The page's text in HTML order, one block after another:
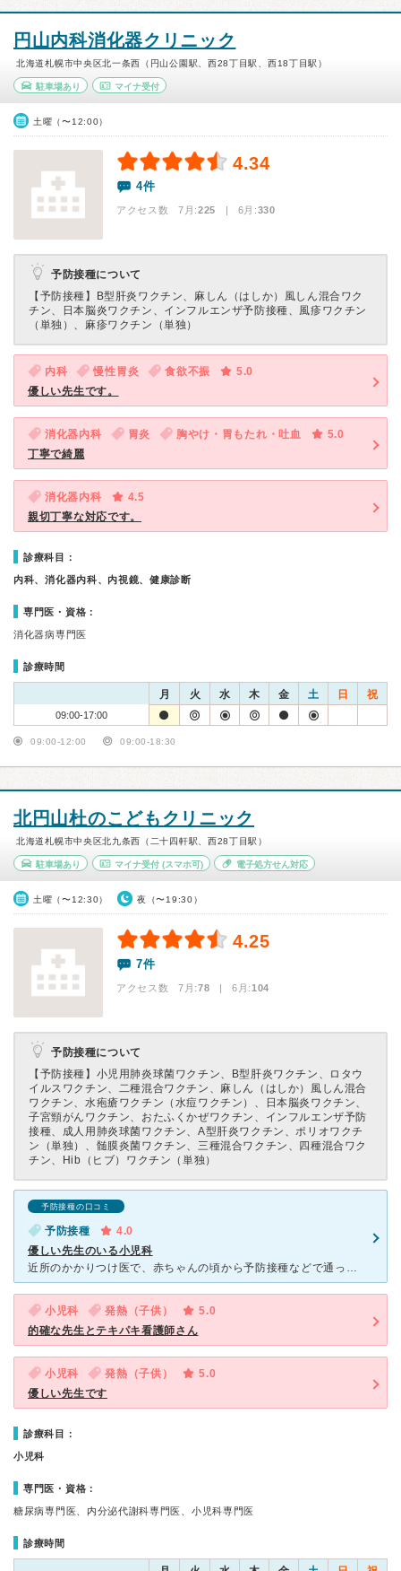
円山内科消化器クリニック
北海道札幌市中央区北一条西（円山公園駅、西28丁目駅、西18丁目駅）
駐車場あり マイナ受付
土曜（〜12:00）
4.34
4件
アクセス数 7月:225 | 6月:330
予防接種について
【予防接種】
B型肝炎ワクチン、麻しん（はしか）風しん混合ワク
チン、日本脳炎ワクチン、インフルエンザ予防接種、風疹ワクチン
（単独）、麻疹ワクチン（単独）
内科 慢性胃炎 食欲不振
5.0
優しい先生です。
消化器内科 胃炎 胸やけ・胃もたれ・吐血
5.0
丁寧で綺麗
消化器内科
4.5
親切丁寧な対応です。
診療科目：
内科、消化器内科、内視鏡、健康診断
専門医・資格：
消化器病専門医
診療時間
月 火 水 木 金 土 日 祝
09:00-17:00
09:00-12:00 09:00-18:30
北円山杜のこどもクリニック
北海道札幌市中央区北九条西（二十四軒駅、西28丁目駅）
駐車場あり マイナ受付(スマホ可) 電子処方せん対応
土曜（〜12:30） 夜（〜19:30）
4.25
7件
アクセス数 7月:78 | 6月:104
予防接種について
【予防接種】 小児用肺炎球菌ワクチン、B型肝炎ワクチン、ロタウ
イルスワクチン、二種混合ワクチン、麻しん（はしか）風しん混合
ワクチン、水疱瘡ワクチン（水痘ワクチン）、日本脳炎ワクチン、
子宮頸がんワクチン、おたふくかぜワクチン、インフルエンザ予防
接種、成人用肺炎球菌ワクチン、A型肝炎ワクチン、ポリオワクチ
ン（単独）、髄膜炎菌ワクチン、三種混合ワクチン、四種混合ワク
チン、Hib（ヒブ）ワクチン（単独）
予防接種の口コミ
予防接種
4.0
優しい先生のいる小児科
近所のかかりつけ医で、赤ちゃんの頃から予防接種などで通っています。院内の装飾も可愛く、絵本があったり、DVDが流れていたりと待ち時間もこどもが退屈しない工夫がされています。先生も優しくこどもにも親にも
小児科 発熱（子供）
5.0
的確な先生とテキパキ看護師さん
小児科 発熱（子供）
5.0
優しい先生です
診療科目：
小児科
専門医・資格：
糖尿病専門医、内分泌代謝科専門医、小児科専門医
診療時間